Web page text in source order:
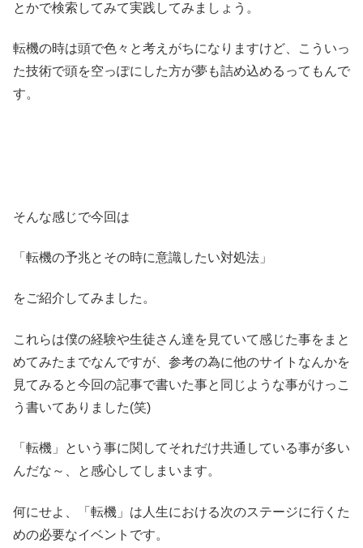
とかで検索してみて実践してみましょう。
転機の時は頭で色々と考えがちになりますけど、こういっ
た技術で頭を空っぽにした方が夢も詰め込めるってもんで
す。
そんな感じで今回は
「転機の予兆とその時に意識したい対処法」
をご紹介してみました。
これらは僕の経験や生徒さん達を見ていて感じた事をまと
めてみたまでなんですが、参考の為に他のサイトなんかを
見てみると今回の記事で書いた事と同じような事がけっこ
う書いてありました(笑)
「転機」という事に関してそれだけ共通している事が多い
んだな～、と感心してしまいます。
何にせよ、「転機」は人生における次のステージに行くた
めの必要なイベントです。